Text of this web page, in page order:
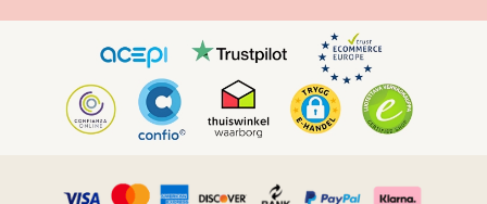
ทำลายเนื้อผ้า อย่างเช่น ผลิตภัณฑ์ทำความสะอาดชุดว่ายน้ำโดยเฉพาะ หรือ
อย่าลืมนำชุดว่ายน้ำออกจากกระเป๋าชายหาดหรือกระเป๋าของคุณ อย่าปล่อย
ให้ชุดว่ายน้ำเปียกเป็นเวลานาน โดยเฉพาะการพับชุดในขณะที่ชุดยังเปียก
และชื้น ทำไม? เพราะงานพิมพ์และลวดลายที่อยู่บนชุดว่ายน้ำอาจเปลี่ยนสีได้
นั่นเอง และถ้าหากชุดบิกินี่ของคุณประดับประดาไปด้วยหิน ไข่มุกหรือการ